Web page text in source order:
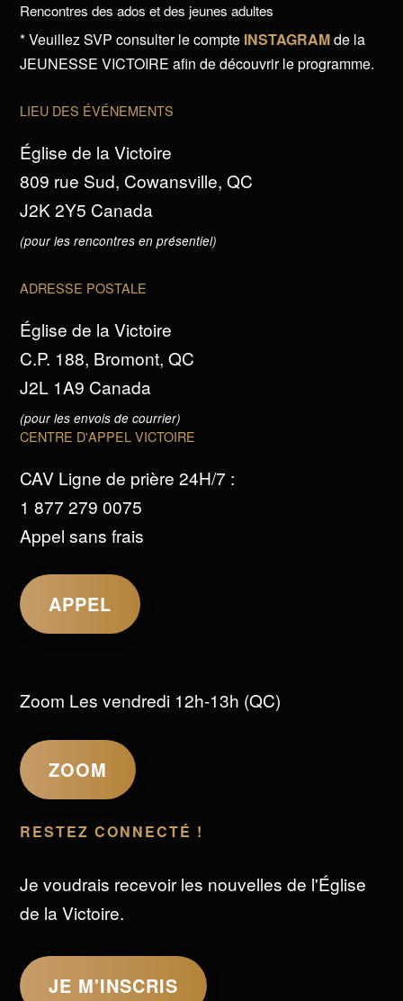
Rencontres des ados et des jeunes adultes
* Veuillez SVP consulter le compte INSTAGRAMde la
JEUNESSE VICTOIRE afin de découvrir le programme.
LIEU DES ÉVÉNEMENTS
Église de la Victoire
809 rue Sud, Cowansville, QC
J2K 2Y5 Canada
(pour les rencontres en présentiel)
ADRESSE POSTALE
Église de la Victoire
C.P. 188, Bromont, QC
J2L 1A9 Canada
(pour les envois de courrier)
CENTRE D'APPEL VICTOIRE
CAV Ligne de prière 24H/7 :
1 877 279 0075
Appel sans frais
APPEL
Zoom Les vendredi 12h-13h (QC)
ZOOM
RESTEZ CONNECTÉ !
Je voudrais recevoir les nouvelles de l'Église
de la Victoire.
JE M'INSCRIS